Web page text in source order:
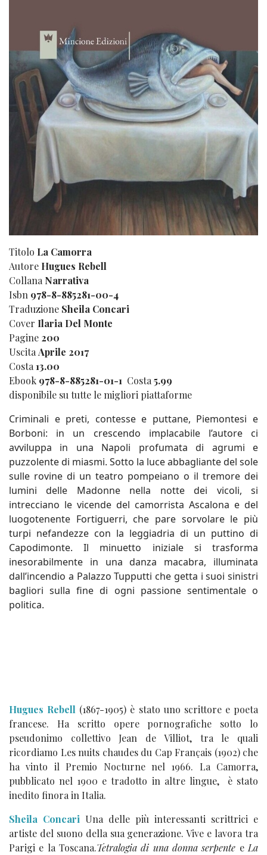
Titolo La Camorra
Autore Hugues Rebell
Collana Narrativa
Isbn 978-8-885281-00-4
Traduzione Sheila Concari
Cover Ilaria Del Monte
Pagine 200
Uscita Aprile 2017
Costa 13.00
Ebook 978-8-885281-01-1 Costa 5.99
disponibile su tutte le migliori piattaforme
Criminali e preti, contesse e puttane, Piemontesi e
Borboni: in un crescendo implacabile l’autore ci
avviluppa in una Napoli profumata di agrumi e
puzzolente di miasmi. Sotto la luce abbagliante del sole
sulle rovine di un teatro pompeiano o il tremore dei
lumini delle Madonne nella notte dei vicoli, si
intrecciano le vicende del camorrista Ascalona e del
luogotenente Fortiguerri, che pare sorvolare le più
turpi nefandezze con la leggiadria di un puttino di
Capodimonte. Il minuetto iniziale si trasforma
inesorabilmente in una danza macabra, illuminata
dall’incendio a Palazzo Tupputti che getta i suoi sinistri
bagliori sulla fine di ogni passione sentimentale o
politica.
Hugues Rebell (1867-1905) è stato uno scrittore e poeta
francese. Ha scritto opere pornografiche sotto lo
pseudonimo collettivo Jean de Villiot, tra le quali
ricordiamo Les nuits chaudes du Cap Français (1902) che
ha vinto il Premio Nocturne nel 1966. La Camorra,
pubblicato nel 1900 e tradotto in altre lingue, è stato
inedito finora in Italia.
Sheila Concari Una delle più interessanti scrittrici e
artiste del suono della sua generazione. Vive e lavora tra
Parigi e la Toscana.Tetralogia di una donna serpente e La